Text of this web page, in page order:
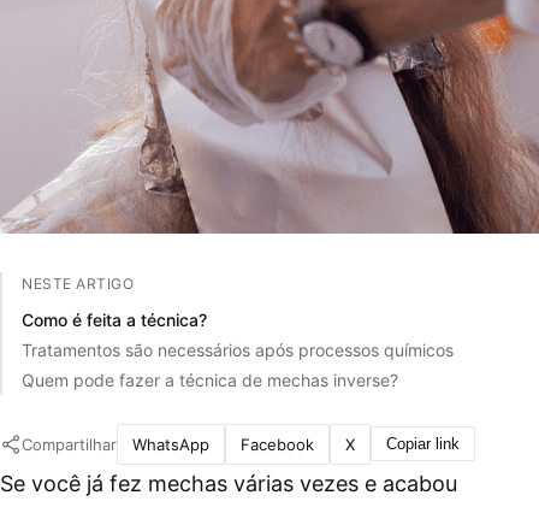
NESTE ARTIGO
Como é feita a técnica?
Tratamentos são necessários após processos químicos
Quem pode fazer a técnica de mechas inverse?
Compartilhar WhatsApp Facebook X Copiar link
Se você já fez mechas várias vezes e acabou